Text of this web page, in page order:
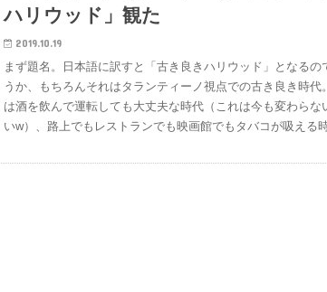
ハリウッド」観た
2019.10.19
まず題名。日本語に訳すと「古き良きハリウッド」となるの
うか、もちろんそれはタランティーノ視点での古き良き時代
は酒を飲んで運転しても大丈夫な時代（これは今も変わらな
いw）、路上でもレストランでも映画館でもタバコが吸える時